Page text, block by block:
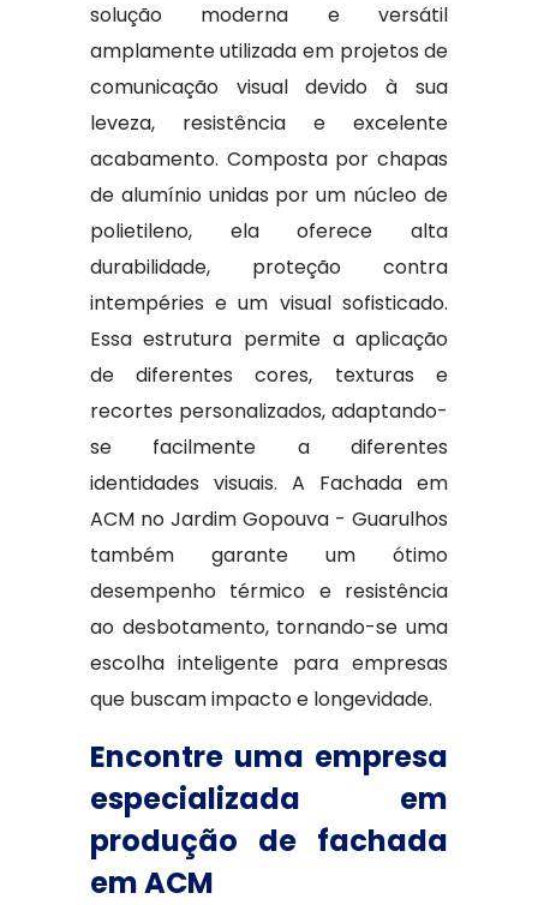
solução moderna e versátil
amplamente utilizada em projetos de
comunicação visual devido à sua
leveza, resistência e excelente
acabamento. Composta por chapas
de alumínio unidas por um núcleo de
polietileno, ela oferece alta
durabilidade, proteção contra
intempéries e um visual sofisticado.
Essa estrutura permite a aplicação
de diferentes cores, texturas e
recortes personalizados, adaptando-
se facilmente a diferentes
identidades visuais. A Fachada em
ACM no Jardim Gopouva - Guarulhos
também garante um ótimo
desempenho térmico e resistência
ao desbotamento, tornando-se uma
escolha inteligente para empresas
que buscam impacto e longevidade.
Encontre uma empresa
especializada em
produção de fachada
em ACM